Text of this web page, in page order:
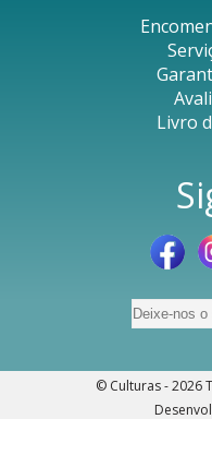
Livro
© Culturas - 2026